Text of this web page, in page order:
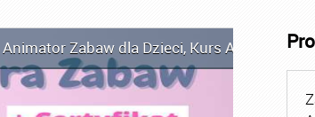
Animator Zabaw dla Dzieci, Kurs Animatora,